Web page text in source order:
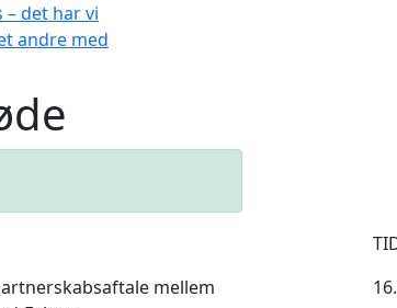
– det har vi
andre med
mellem